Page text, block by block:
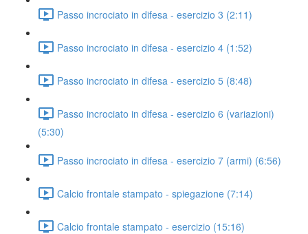
Passo incrociato in difesa - esercizio 3 (2:11)
Passo incrociato in difesa - esercizio 4 (1:52)
Passo incrociato in difesa - esercizio 5 (8:48)
Passo incrociato in difesa - esercizio 6 (variazioni)
(5:30)
Passo incrociato in difesa - esercizio 7 (armi) (6:56)
Calcio frontale stampato - spiegazione (7:14)
Calcio frontale stampato - esercizio (15:16)